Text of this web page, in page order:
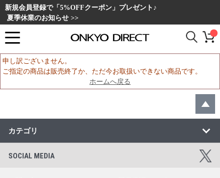
新規会員登録で「5%OFFクーポン」プレゼント♪
夏季休業のお知らせ >>
申し訳ございません。
ご指定の商品は販売終了か、ただ今お取扱いできない商品です。
ホームへ戻る
カテゴリ
SOCIAL MEDIA